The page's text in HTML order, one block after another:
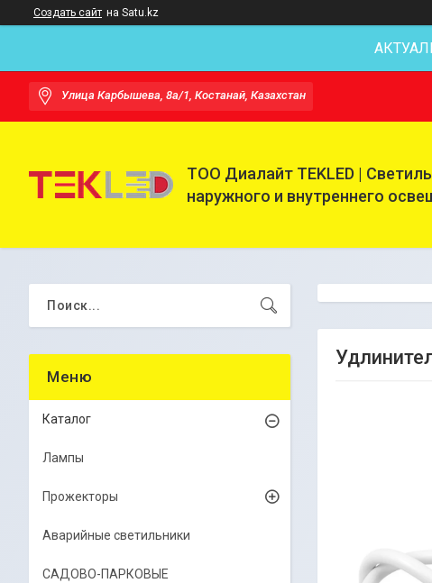
Создать сайт на Satu.kz
Улица Карбышева, 8а/1, Костанай, Казахстан
ТОО Диалайт TEKLED |
наружного и внутреннего
Каталог
Лампы
Прожекторы
Аварийные светильники
САДОВО-ПАРКОВЫЕ